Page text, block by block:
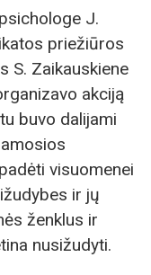
J.
priežiūros
S. Zaikauskiene
akciją
buvo dalijami
visuomenei
ir jų
ženklus ir
nusižudyti.